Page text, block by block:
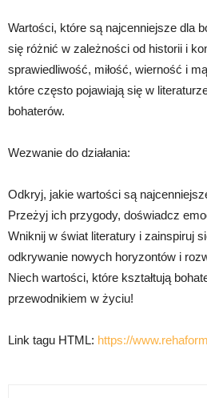
Wartości, które są najcenniejsze dla
się różnić w zależności od historii i
sprawiedliwość, miłość, wierność i
które często pojawiają się w
bohaterów.
Wezwanie do działania:
Odkryj, jakie wartości są
Przeżyj ich przygody, doświadcz
Wniknij w świat literatury i zainspiruj
odkrywanie nowych horyzontów i
Niech wartości, które kształtują
przewodnikiem w życiu!
Link tagu HTML: https://